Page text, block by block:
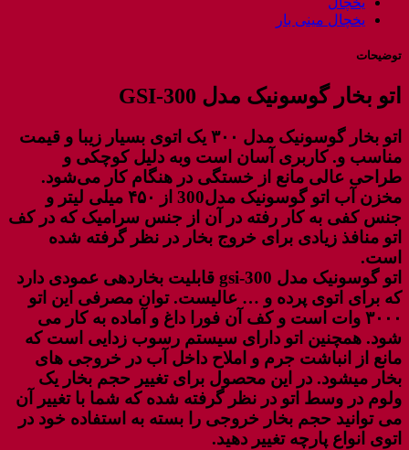
یخچال مینی بار
توضیحات
اتو بخار گوسونیک مدل GSI-300
اتو بخار گوسونیک مدل ۳۰۰ یک اتوی بسیار زیبا و قیمت
مناسب و. کاربری آسان است وبه دلیل کوچکی و
طراحی عالی مانع از خستگی در هنگام کار می‌شود.
مخزن آب اتو گوسونیک مدل300 از ۴۵۰ میلی لیتر و
جنس کفی به کار رفته در آن از جنس سرامیک که در کف
اتو منافذ زیادی برای خروج بخار در نظر گرفته شده
است.
اتو گوسونیک مدل gsi-300 قابلیت بخاردهی عمودی دارد
که برای اتوی پرده و … عالیست. توان مصرفی این اتو
۳۰۰۰ وات است و کف آن فورا داغ و آماده به کار می
شود. همچنین اتو دارای سیستم رسوب زدایی است که
مانع از انباشت جرم و املاح داخل آب در خروجی های
بخار میشود. در این محصول برای تغییر حجم بخار یک
ولوم در وسط اتو در نظر گرفته شده که شما با تغییر آن
می توانید حجم بخار خروجی را بسته به استفاده خود در
اتوی انواع پارچه تغییر دهید.